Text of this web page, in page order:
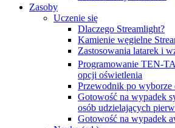
Zasoby
Uczenie się
Dlaczego Streamlight?
Kamienie węgielne
Zastosowania latarek i
Programowanie TEN-
opcji oświetlenia
Przewodnik po
Gotowość na wypadek
osób udzielających
Gotowość na wypadek